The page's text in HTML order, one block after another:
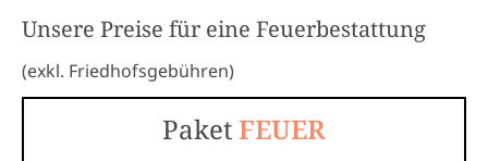
Unsere Preise für eine Feuerbestattung
(exkl. Friedhofsgebühren)
PaketFEUER